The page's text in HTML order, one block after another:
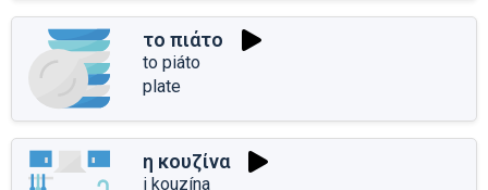
το πιάτο
to piáto
plate
η κουζίνα
i kouzína